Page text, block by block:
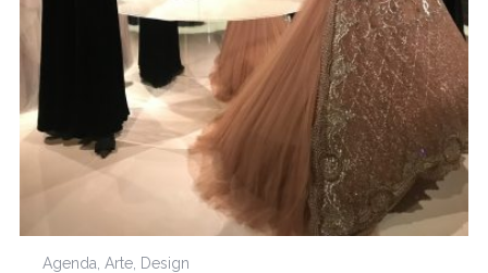
Agenda Arte, Design